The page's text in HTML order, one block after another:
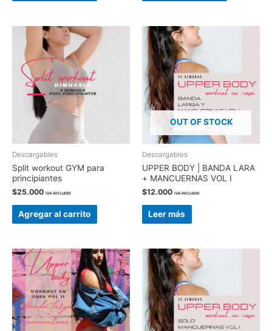
Descargables
Split workout GYM para
principiantes
$25.000 IVA INCLUIDO
Agregar al carrito
OUT OF STOCK
Descargables
UPPER BODY | BANDA LARA
+ MANCUERNAS VOL I
$12.000 IVA INCLUIDO
Leer más